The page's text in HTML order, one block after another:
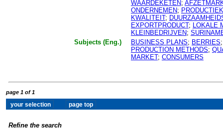
WAARDEKETEN;
ONDERNEMEN;
KWALITEIT;
EXPORTPRODUCT; LOKALE
KLEINBEDRIJVEN;
Subjects (Eng.)
BUSINESS PLANS; BERRIES
PRODUCTION METHODS;
MARKET; CONSUMERS
page 1 of 1
Refine the search